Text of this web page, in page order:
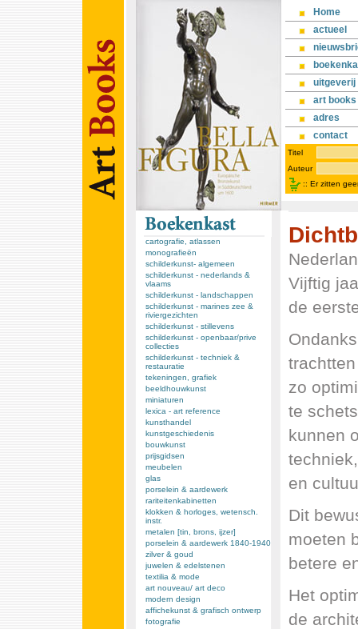
Home
actueel
uitgeverij
art books
adres
contact
Titel
Auteur
:: Er zitten
cartografie, atlassen
monografieën
schilderkunst- algemeen
schilderkunst - nederlands &
vlaams
schilderkunst - landschappen
schilderkunst - marines zee &
riviergezichten
schilderkunst - stillevens
schilderkunst - openbaar/prive
collecties
schilderkunst - techniek &
restauratie
tekeningen, grafiek
beeldhouwkunst
miniaturen
lexica - art reference
kunsthandel
kunstgeschiedenis
bouwkunst
prijsgidsen
meubelen
glas
porselein & aardewerk
rariteitenkabinetten
klokken & horloges, wetensch.
instr.
metalen [tin, brons, ijzer]
porselein & aardewerk 1840-1940
zilver & goud
juwelen & edelstenen
textilia & mode
art nouveau/ art deco
modern design
affichekunst & grafisch ontwerp
fotografie
Vijftig
de
zo
te
kunnen
en
Dit
moeten
betere
Het
de